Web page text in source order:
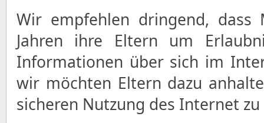
Wir empfehlen dringend, dass
Jahren ihre Eltern um
Informationen über sich im
wir möchten Eltern dazu
sicheren Nutzung des Internet